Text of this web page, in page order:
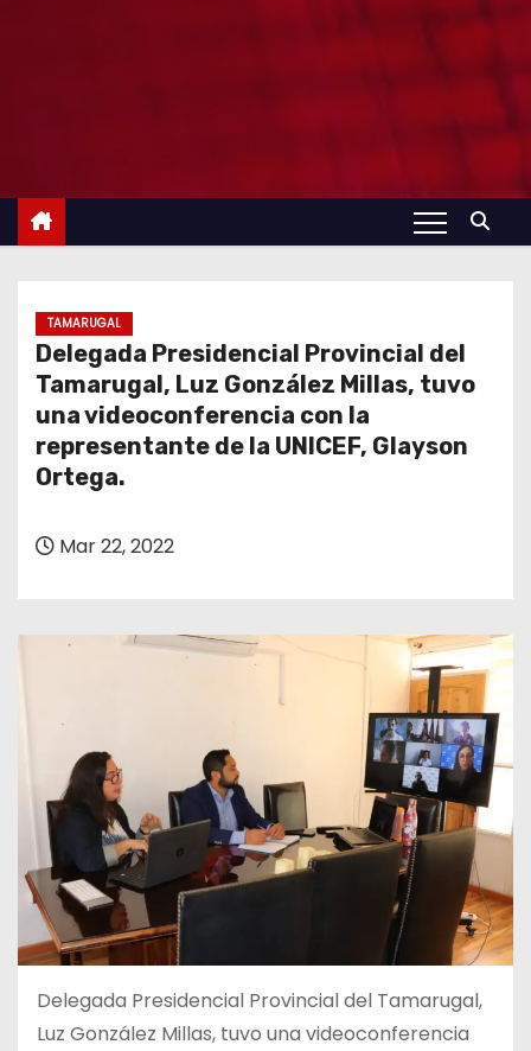
TAMARUGAL
Delegada Presidencial Provincial del
Tamarugal, Luz González Millas, tuvo
una videoconferencia con la
representante de la UNICEF, Glayson
Ortega.
Mar 22, 2022
Delegada Presidencial Provincial del Tamarugal,
Luz González Millas, tuvo una videoconferencia